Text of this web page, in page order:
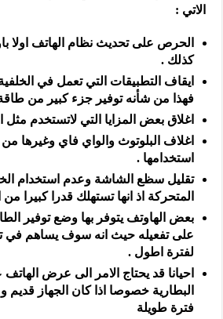
الاتي :
الحرص على تحديث نظام الهاتف اولا
كذلك .
ايقاف التطبيقات التي تعمل في
فهذا من شأنه توفير جزء كبير من طاقة
اغلاق بعض المزايا التي لاتستخدم مثل
اغلاف البلوتوث والواي فاي وغيرها
استخدامها .
تقليل سظع الشاشة وعدم استخدام
المتحركة اذ انها تستهلك قدرا كبيرا
بعض الهاوتف يتوفر بها وضع توفير
على تفعيله حيث انه سوف يساهم في
لفترة اطول .
احيانا قد يحتاج الامر الى عرض
البطارية خصوصا اذا كان الجهاز
فترة طويلة